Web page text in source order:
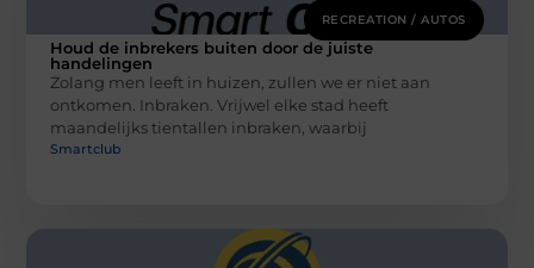
RECREATION / AUTOS
Houd de inbrekers buiten door de juiste
handelingen
Zolang men leeft in huizen, zullen we er niet aan
ontkomen. Inbraken. Vrijwel elke stad heeft
maandelijks tientallen inbraken, waarbij
Smartclub